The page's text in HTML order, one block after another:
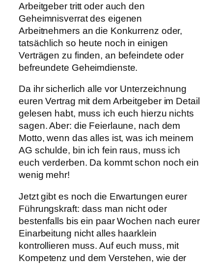
Arbeitgeber tritt oder auch den
Geheimnisverrat des eigenen
Arbeitnehmers an die Konkurrenz oder,
tatsächlich so heute noch in einigen
Verträgen zu finden, an befeindete oder
befreundete Geheimdienste.
Da ihr sicherlich alle vor Unterzeichnung
euren Vertrag mit dem Arbeitgeber im Detail
gelesen habt, muss ich euch hierzu nichts
sagen. Aber: die Feierlaune, nach dem
Motto, wenn das alles ist, was ich meinem
AG schulde, bin ich fein raus, muss ich
euch verderben. Da kommt schon noch ein
wenig mehr!
Jetzt gibt es noch die Erwartungen eurer
Führungskraft: dass man nicht oder
bestenfalls bis ein paar Wochen nach eurer
Einarbeitung nicht alles haarklein
kontrollieren muss. Auf euch muss, mit
Kompetenz und dem Verstehen, wie der